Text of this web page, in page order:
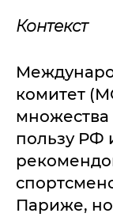
Контекст
комитет
пользу РФ
Париже,